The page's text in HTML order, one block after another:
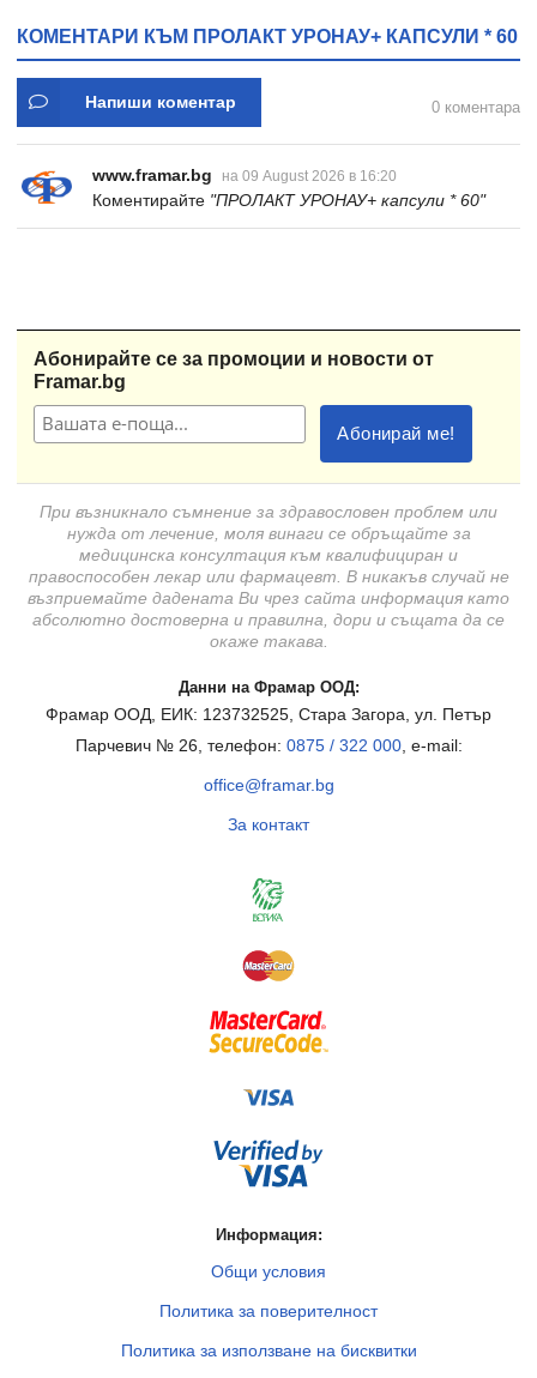
КОМЕНТАРИ КЪМ ПРОЛАКТ УРОНАУ+ КАПСУЛИ * 60
Напиши коментар 0 коментара
www.framar.bg на 09 August 2026 в 16:20
Коментирайте "ПРОЛАКТ УРОНАУ+ капсули * 60"
Абонирайте се за промоции и новости от
Framar.bg
При възникнало съмнение за здравословен проблем или
нужда от лечение, моля винаги се обръщайте за
медицинска консултация към квалифициран и
правоспособен лекар или фармацевт. В никакъв случай не
възприемайте дадената Ви чрез сайта информация като
абсолютно достоверна и правилна, дори и същата да се
окаже такава.
Данни на Фрамар ООД:
Фрамар ООД, ЕИК: 123732525, Стара Загора, ул. Петър
Парчевич № 26, телефон: 0875 / 322 000, e-mail:
office@framar.bg
За контакт
Информация:
Общи условия
Политика за поверителност
Политика за използване на бисквитки